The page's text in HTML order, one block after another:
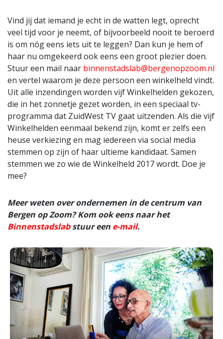
Vind jij dat iemand je echt in de watten legt, oprecht
veel tijd voor je neemt, of bijvoorbeeld nooit te beroerd
is om nóg eens iets uit te leggen? Dan kun je hem of
haar nu omgekeerd ook eens een groot plezier doen.
Stuur een mail naar binnenstadslab@bergenopzoom.nl
en vertel waarom je deze persoon een winkelheld vindt.
Uit alle inzendingen worden vijf Winkelhelden gekozen,
die in het zonnetje gezet worden, in een speciaal tv-
programma dat ZuidWest TV gaat uitzenden. Als die vijf
Winkelhelden eenmaal bekend zijn, komt er zelfs een
heuse verkiezing en mag iedereen via social media
stemmen op zijn of haar ultieme kandidaat. Samen
stemmen we zo wie de Winkelheld 2017 wordt. Doe je
mee?
Meer weten over ondernemen in de centrum van
Bergen op Zoom? Kom ook eens naar het
Binnenstadslabstuur een e-mail.